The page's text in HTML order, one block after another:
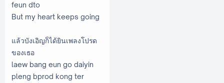
feun dto
But my heart keeps going
แล้วบังเอิญก็ได้ยินเพลงโปรด
ของเธอ
laew bang eun go daiyin
pleng bprod kong ter